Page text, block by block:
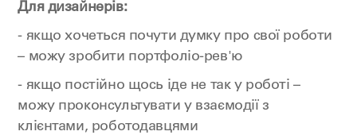
Для дизайнерів:
- якщо хочеться почути думку про свої роботи
– можу зробити портфоліо-рев'ю
- якщо постійно щось іде не так у роботі –
можу проконсультувати у взаємодії з
клієнтами, роботодавцями